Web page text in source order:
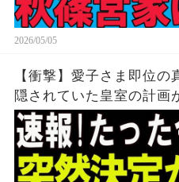
2026/05/05
【衝撃】愛子さま即位の
隠されていた皇室の計画